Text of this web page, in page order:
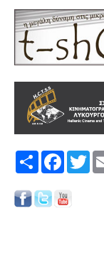
Share Facebook